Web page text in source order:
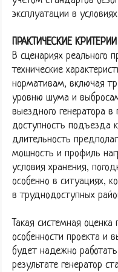
эксплуатации в
ПРАКТИЧЕСКИЕ
В сценариях реального
технические
нормативам, включая
уровню шума и
выездного генератора
доступность подъезда
длительность
мощность и профиль
условия хранения,
особенно в ситуациях,
в труднодоступных
Такая системная оценка
особенности проекта и
будет надежно
результате генератор